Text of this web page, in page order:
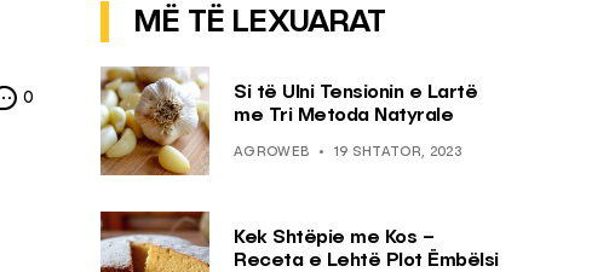
0
MË TË LEXUARAT
Si të Ulni Tensionin e Lartë
me Tri Metoda Natyrale
AGROWEB 19 SHTATOR, 2023
Kek Shtëpie me Kos –
Receta e Lehtë Plot Ëmbëlsi